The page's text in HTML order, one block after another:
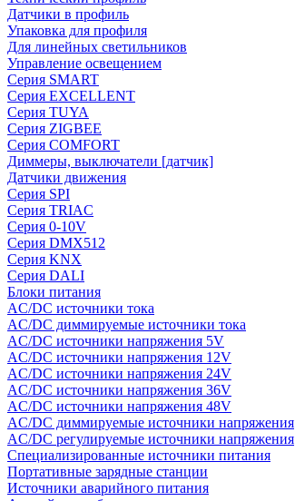
Датчики в профиль
Упаковка для профиля
Для линейных светильников
Управление освещением
Серия SMART
Серия EXCELLENT
Серия TUYA
Серия ZIGBEE
Серия COMFORT
Диммеры, выключатели [датчик]
Датчики движения
Серия SPI
Серия TRIAC
Серия 0-10V
Серия DMX512
Серия KNX
Серия DALI
Блоки питания
AC/DC источники тока
AC/DC диммируемые источники тока
AC/DC источники напряжения 5V
AC/DC источники напряжения 12V
AC/DC источники напряжения 24V
AC/DC источники напряжения 36V
AC/DC источники напряжения 48V
AC/DC диммируемые источники напряжения
AC/DC регулируемые источники напряжения
Специализированные источники питания
Портативные зарядные станции
Источники аварийного питания